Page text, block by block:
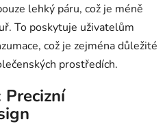
lehký páru, což je méně
To poskytuje uživatelům
což je zejména důležité
prostředích.
Precizní